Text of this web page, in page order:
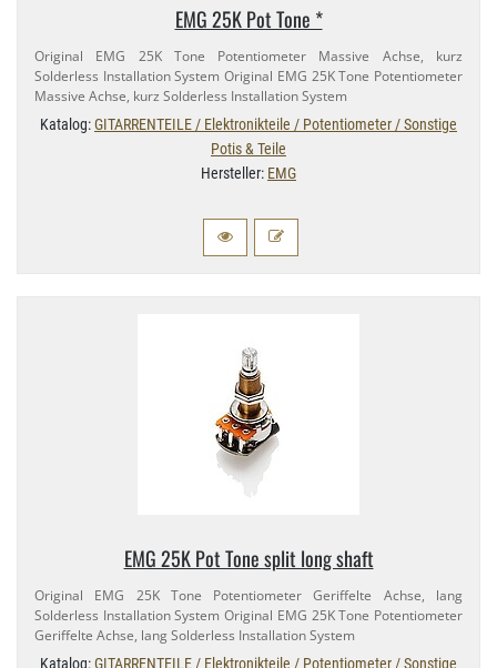
EMG 25K Pot Tone *
Original EMG 25K Tone Potentiometer Massive Achse, kurz
Solderless Installation System Original EMG 25K Tone Potentiometer
Massive Achse, kurz Solderless Installation System
Katalog:GITARRENTEILE / Elektronikteile / Potentiometer / Sonstige
Potis & Teile
Hersteller: EMG
EMG 25K Pot Tone split long shaft
Original EMG 25K Tone Potentiometer Geriffelte Achse, lang
Solderless Installation System Original EMG 25K Tone Potentiometer
Geriffelte Achse, lang Solderless Installation System
Katalog:GITARRENTEILE / Elektronikteile / Potentiometer / Sonstige